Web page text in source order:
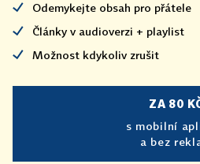
Odemykejte obsah pro přátele
Články v audioverzi + playlist
Možnost kdykoliv zrušit
ZA 80
s mobilní
a bez